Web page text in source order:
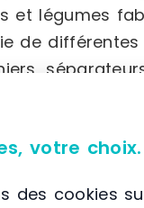
et légumes
de différentes
formats,
votre choix.
des cookies